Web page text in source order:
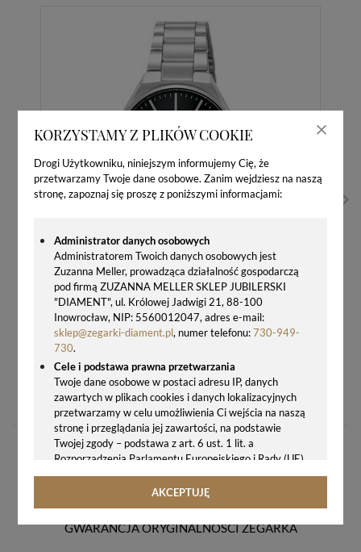
KORZYSTAMY Z PLIKÓW COOKIE
Drogi Użytkowniku, niniejszym informujemy Cię, że
przetwarzamy Twoje dane osobowe. Zanim wejdziesz na naszą
stronę, zapoznaj się proszę z poniższymi informacjami:
Administrator danych osobowych
Administratorem Twoich danych osobowych jest
Zuzanna Meller, prowadząca działalność gospodarczą
pod firmą ZUZANNA MELLER SKLEP JUBILERSKI
"DIAMENT", ul. Królowej Jadwigi 21, 88-100
Inowrocław, NIP: 5560012047, adres e-mail:
sklep@zegarki-diament.pl, numer telefonu:730-949-
730.
Cele i podstawa prawna przetwarzania
Twoje dane osobowe w postaci adresu IP, danych
zawartych w plikach cookies i danych lokalizacyjnych
przetwarzamy w celu umożliwienia Ci wejścia na naszą
stronę i przeglądania jej zawartości, na podstawie
Twojej zgody – podstawa z art. 6 ust. 1 lit. a
Rozporządzenia Parlamentu Europejskiego i Rady (UE)
2016/679 z 27.04.2016 r. w sprawie ochrony osób
fizycznych w związku z przetwarzaniem danych
rozporządzenie o ochronie danych, tj. RODO).
AKCEPTUJĘ
ZEGAREK DAMSKI NA BRANSOLECIE LORUS RJ265BX9
230,00 zł
GWARANCJA ORYGINALNOŚCI ZEGARKA